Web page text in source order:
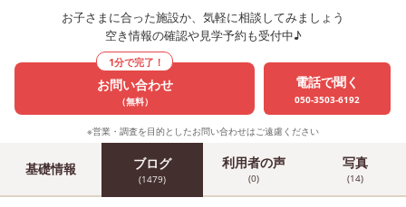
お子さまに合った施設か、気軽に相談してみましょう
空き情報の確認や見学予約も受付中♪
1分で完了！
お問い合わせ
（無料）
電話で聞く
050-3503-6192
※営業・調査を目的としたお問い合わせはご遠慮ください
基礎情報 ブログ
(1479)
利用者の声
(0)
写真
(14)